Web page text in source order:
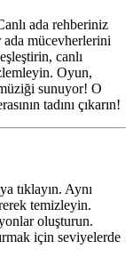
ada rehberiniz
mücevherlerini
canlı
Oyun,
sunuyor! O
tadını çıkarın!
tıklayın. Aynı
temizleyin.
oluşturun.
için seviyelerde